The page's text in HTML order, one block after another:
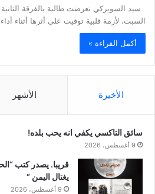
سيد السويركي تعرضت طالبة بالفرقة الثانية
السبت، لأزمة قلبية توفيت علي أثرها أثناء
أكمل القراءة »
الأخيرة الأشهر
سائق التاكسي يكفي انه يحب بلده!
9 أغسطس، 2026
قريبا. يصدر كتب
يغتال اليمن “
9 أغسطس، 2026